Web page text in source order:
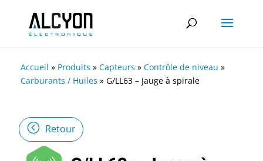
Accueil » Produits » Capteurs » Contrôle de niveau »
Carburants / Huiles » G/LL63 – Jauge à spirale
Retour